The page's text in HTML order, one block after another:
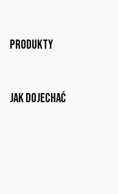
Produkty
Jak dojechać